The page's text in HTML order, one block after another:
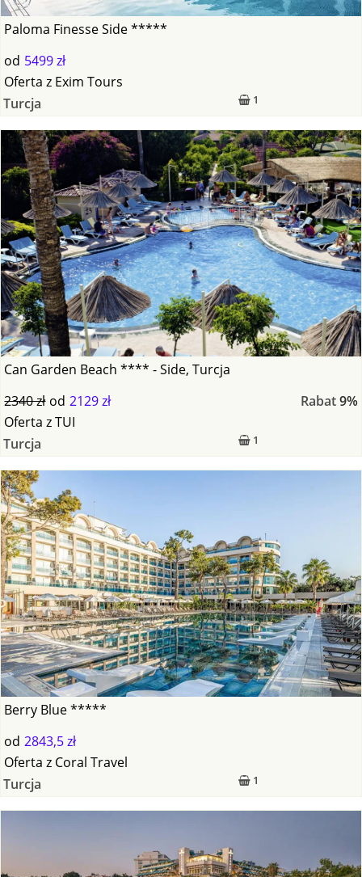
Paloma Finesse Side *****
od 5499 zł
1
Oferta z Exim Tours
Turcja
Can Garden Beach **** - Side, Turcja
2340 zł od 2129 zł Rabat9%
1
Oferta zTUI
Turcja
Berry Blue *****
od 2843,5 zł
1
Oferta z Coral Travel
Turcja